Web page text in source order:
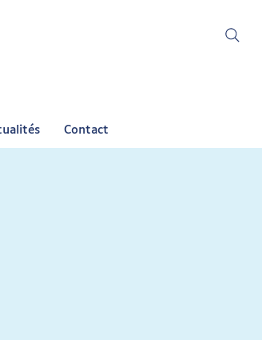
Contact